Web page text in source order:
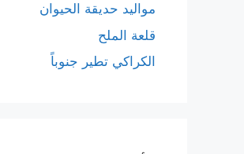
مواليد حديقة الحيوان
قلعة الملح
الكراكي تطير جنوباً